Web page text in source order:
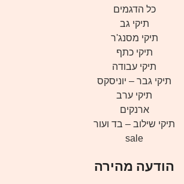
כל הדגמים
תיקי גב
תיקי מסנג'ר
תיקי כתף
תיקי עבודה
תיקי גבר – יוניסקס
תיקי ערב
ארנקים
תיקי שילוב – בד ועור
sale
הודעה מהירה